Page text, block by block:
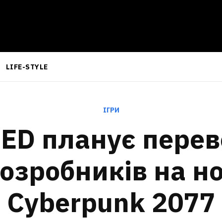
LIFE-STYLE
ІГРИ
планує
на
Cyberpunk 2077